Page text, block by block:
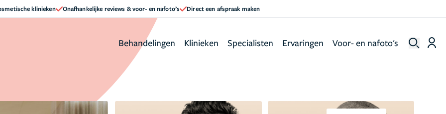
klinieken Onafhankelijke reviews & voor- en nafoto’s Direct een afspraak maken
Behandelingen Klinieken Specialisten Ervaringen Voor- en nafoto's